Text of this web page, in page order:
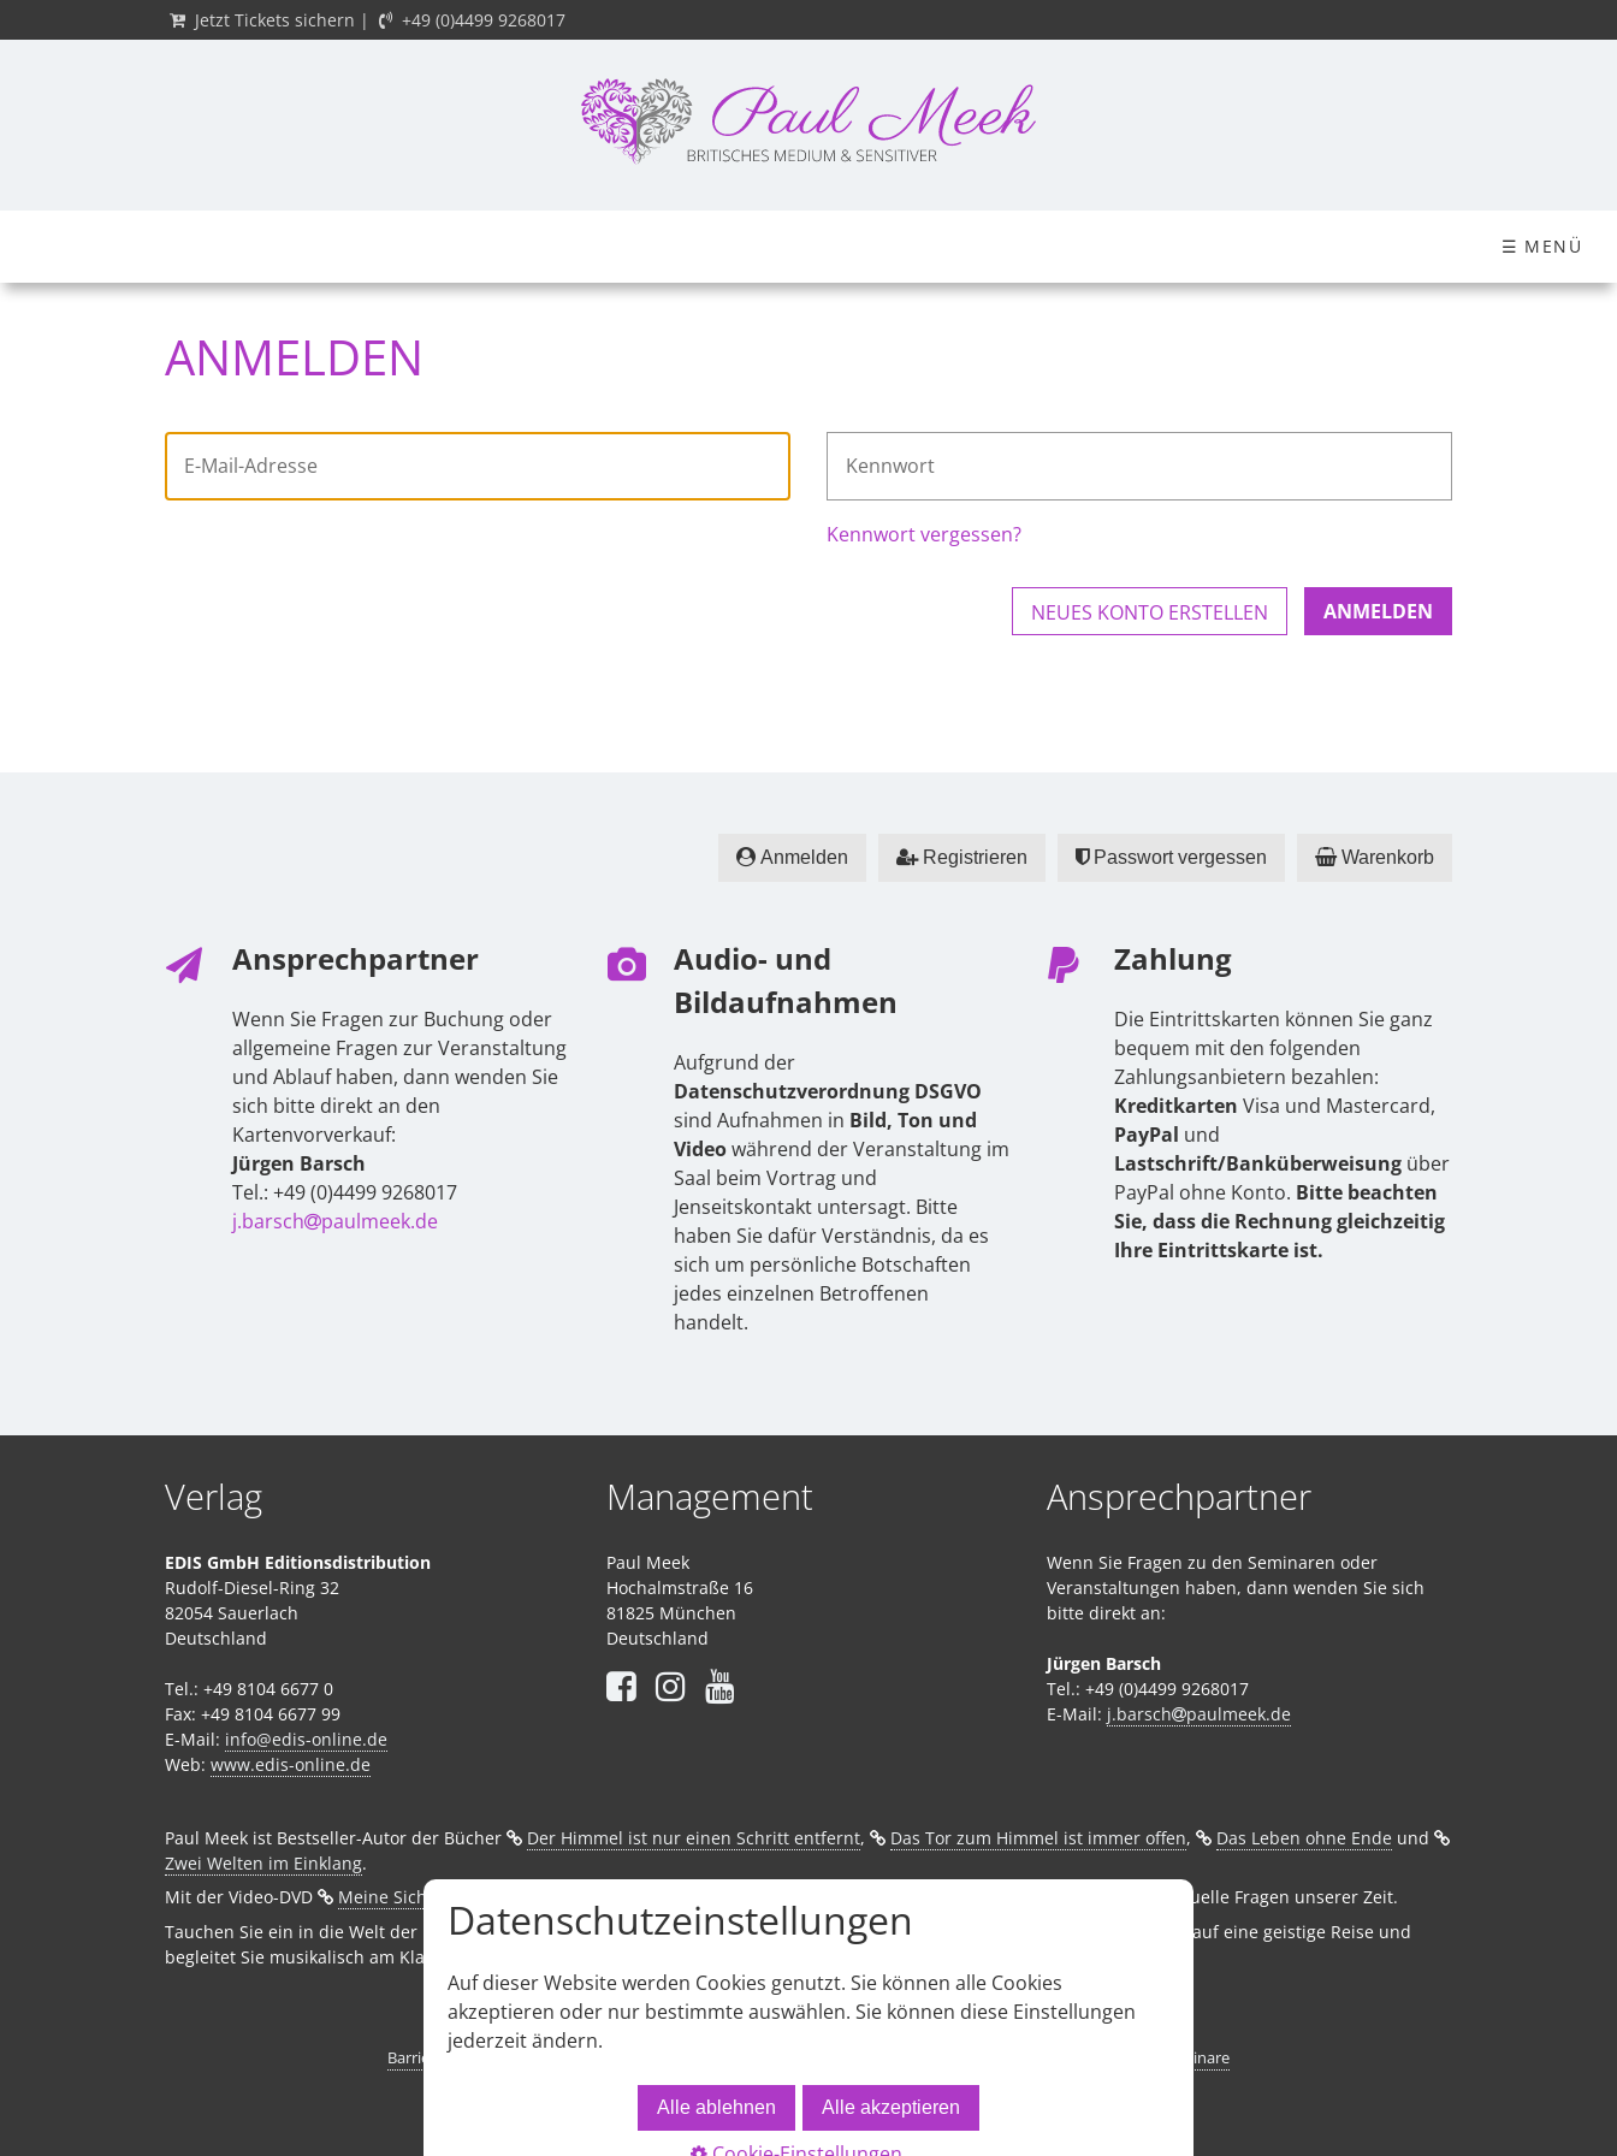
Jetzt Tickets sichern | +49 (0)4499 9268017
☰ MENÜ
ANMELDEN
Kennwort vergessen?
NEUES KONTO ERSTELLEN
Anmelden Registrieren Passwort vergessen Warenkorb
Ansprechpartner
Wenn Sie Fragen zur Buchung oder
allgemeine Fragen zur Veranstaltung
und Ablauf haben, dann wenden Sie
sich bitte direkt an den
Kartenvorverkauf:
Jürgen Barsch
Tel.: +49 (0)4499 9268017
j.barsch
paulmeek.de
Audio- und
Bildaufnahmen
Aufgrund der
Datenschutzverordnung DSGVO
sind Aufnahmen in Bild, Ton und
Videowährend der Veranstaltung im
Saal beim Vortrag und
Jenseitskontakt untersagt. Bitte
haben Sie dafür Verständnis, da es
sich um persönliche Botschaften
jedes einzelnen Betroffenen
handelt.
Zahlung
Die Eintrittskarten können Sie ganz
bequem mit den folgenden
Zahlungsanbietern bezahlen:
KreditkartenVisa und Mastercard,
PayPal und
Lastschrift/Banküberweisung über
PayPal ohne Konto. Bitte beachten
Sie, dass die Rechnung gleichzeitig
Ihre Eintrittskarte ist.
Verlag
EDIS GmbH Editionsdistribution
Rudolf-Diesel-Ring 32
82054 Sauerlach
Deutschland
Tel.: +49 8104 6677 0
Fax: +49 8104 6677 99
E-Mail: info@edis-online.de
Web: www.edis-online.de
Management
Paul Meek
Hochalmstraße 16
81825 München
Deutschland
Ansprechpartner
Wenn Sie Fragen zu den Seminaren oder
Veranstaltungen haben, dann wenden Sie sich
bitte direkt an:
Jürgen Barsch
Tel.: +49 (0)4499 9268017
E-Mail: j.barsch paulmeek.de
Paul Meek ist Bestseller-Autor der Bücher ⁣ Der Himmel ist nur einen Schritt entfernt, ⁣ Das Tor zum Himmel ist immer offen, ⁣ Das Leben ohne Ende und ⁣
Zwei Welten im Einklang.
Mit der Video-DVD ⁣
Meine Sicht ins Jenseits
demonstriert Paul Meek den Jenseitskontakt und erläutert in der Talkrunde spirituelle Fragen unserer Zeit.
Tauchen Sie ein in die Welt der Medialität und hören Sie die Audio-CD ⁣
Musikalische Meditationen
. Paul Meek nimmt Sie mit auf eine geistige Reise und
begleitet Sie musikalisch am Klavier.
Barrierefreiheit Teilnahmebedingungen Seminare
© 2026 Paul Meek, München. Alle Rechte vorbehalten.
Datenschutzeinstellungen
Auf dieser Website werden Cookies genutzt. Sie können alle Cookies
akzeptieren oder nur bestimmte auswählen. Sie können diese Einstellungen
jederzeit ändern.
Alle ablehnen Alle akzeptieren